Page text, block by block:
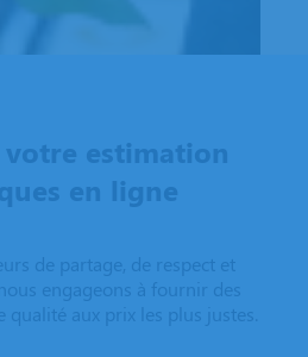
votre estimation
en ligne
de partage, de respect et
engageons à fournir des
qualité aux prix les plus justes.